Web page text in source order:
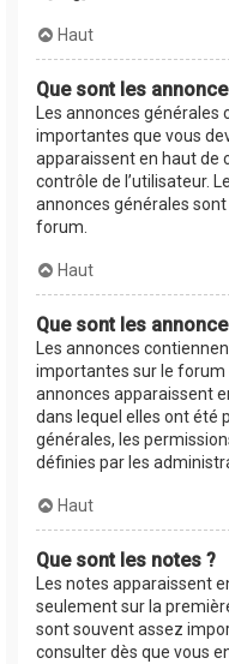
Haut
Que sont les
Les annonces
importantes que vous
apparaissent en haut de
contrôle de l’utilisateur.
annonces générales
forum.
Haut
Que sont les
Les annonces
importantes sur le forum
annonces apparaissent
dans lequel elles ont été
générales, les
définies par les
Haut
Que sont les notes ?
Les notes apparaissent
seulement sur la
sont souvent assez
consulter dès que vous